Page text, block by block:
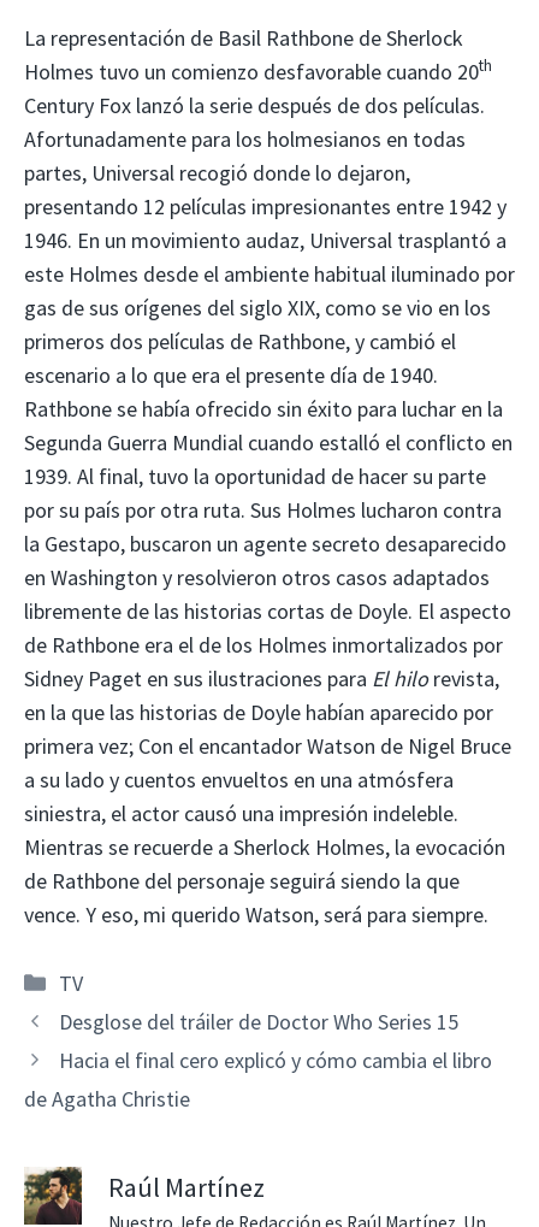
La representación de Basil Rathbone de Sherlock
Holmes tuvo un comienzo desfavorable cuando 20th
Century Fox lanzó la serie después de dos películas.
Afortunadamente para los holmesianos en todas
partes, Universal recogió donde lo dejaron,
presentando 12 películas impresionantes entre 1942 y
1946. En un movimiento audaz, Universal trasplantó a
este Holmes desde el ambiente habitual iluminado por
gas de sus orígenes del siglo XIX, como se vio en los
primeros dos películas de Rathbone, y cambió el
escenario a lo que era el presente día de 1940.
Rathbone se había ofrecido sin éxito para luchar en la
Segunda Guerra Mundial cuando estalló el conflicto en
1939. Al final, tuvo la oportunidad de hacer su parte
por su país por otra ruta. Sus Holmes lucharon contra
la Gestapo, buscaron un agente secreto desaparecido
en Washington y resolvieron otros casos adaptados
libremente de las historias cortas de Doyle. El aspecto
de Rathbone era el de los Holmes inmortalizados por
Sidney Paget en sus ilustraciones para El hilorevista,
en la que las historias de Doyle habían aparecido por
primera vez; Con el encantador Watson de Nigel Bruce
a su lado y cuentos envueltos en una atmósfera
siniestra, el actor causó una impresión indeleble.
Mientras se recuerde a Sherlock Holmes, la evocación
de Rathbone del personaje seguirá siendo la que
vence. Y eso, mi querido Watson, será para siempre.
Categorías
TV
Desglose del tráiler de Doctor Who Series 15
Hacia el final cero explicó y cómo cambia el libro
de Agatha Christie
Raúl Martínez